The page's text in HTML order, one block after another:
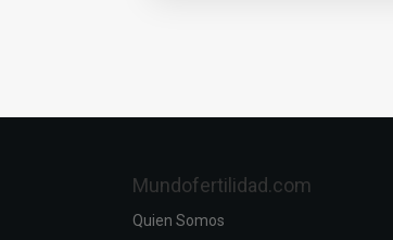
Mundofertilidad.com
Quien Somos